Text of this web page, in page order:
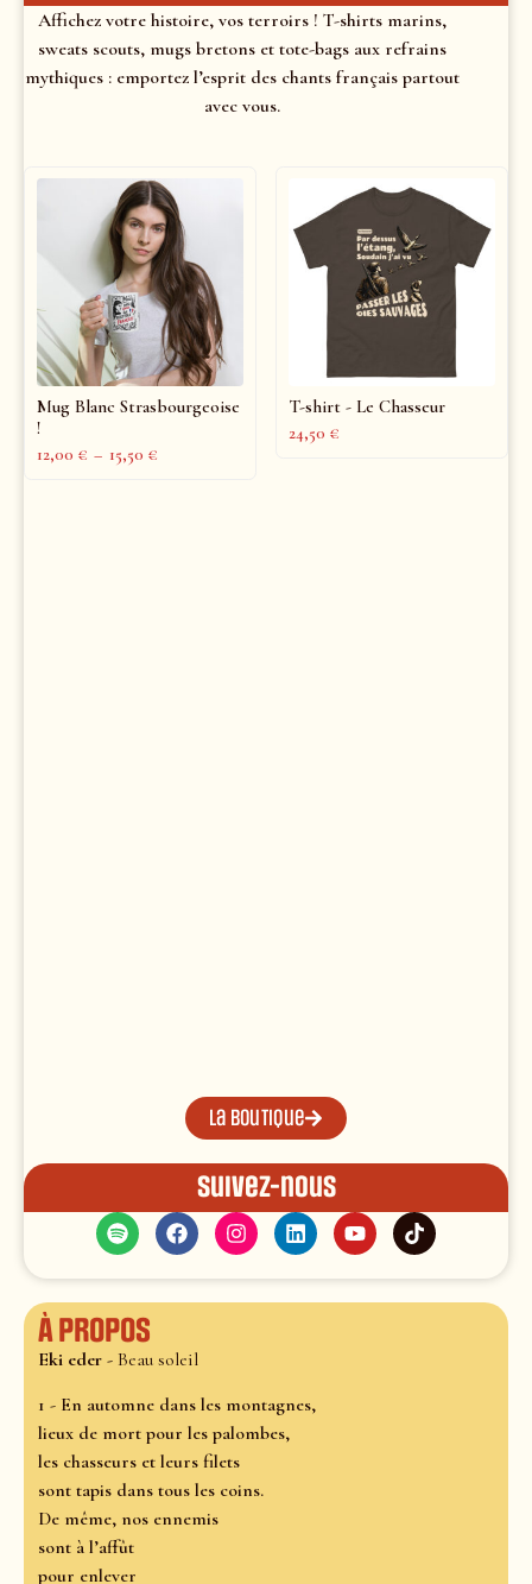
Affichez votre histoire, vos terroirs ! T-shirts marins,
sweats scouts, mugs bretons et tote-bags aux refrains
mythiques : emportez l’esprit des chants français partout
avec vous.
Mug Blanc Strasbourgeoise
!
12,00 € – 15,50 €
T-shirt - Le Chasseur
24,50 €
La boutique
Suivez-nous
À propos
Eki eder - Beau soleil
1 - En automne dans les montagnes,
lieux de mort pour les palombes,
les chasseurs et leurs filets
sont tapis dans tous les coins.
De même, nos ennemis
sont à l’affût
pour enlever